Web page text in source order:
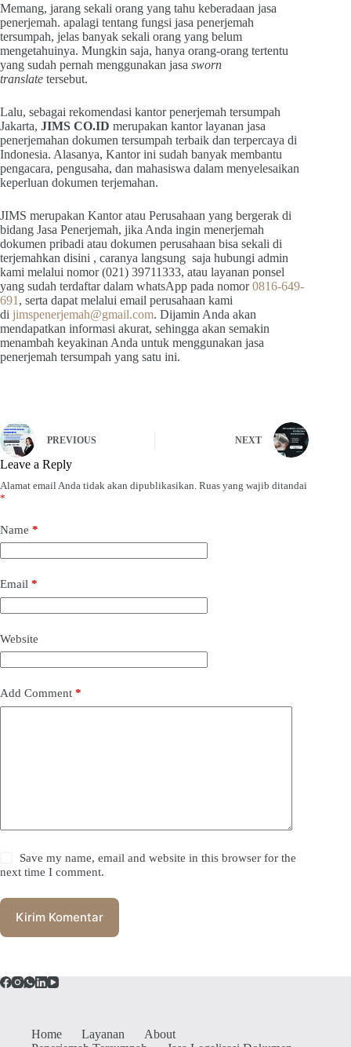
Memang, jarang sekali orang yang tahu keberadaan jasa
penerjemah. apalagi tentang fungsi jasa penerjemah
tersumpah, jelas banyak sekali orang yang belum
mengetahuinya. Mungkin saja, hanya orang-orang tertentu
yang sudah pernah menggunakan jasa sworn
translate tersebut.
Lalu, sebagai rekomendasi kantor penerjemah tersumpah
Jakarta, JIMS CO.ID merupakan kantor layanan jasa
penerjemahan dokumen tersumpah terbaik dan terpercaya di
Indonesia. Alasanya, Kantor ini sudah banyak membantu
pengacara, pengusaha, dan mahasiswa dalam menyelesaikan
keperluan dokumen terjemahan.
JIMS merupakan Kantor atau Perusahaan yang bergerak di
bidang Jasa Penerjemah, jika Anda ingin menerjemah
dokumen pribadi atau dokumen perusahaan bisa sekali di
terjemahkan disini , caranya langsung saja hubungi admin
kami melalui nomor (021) 39711333, atau layanan ponsel
yang sudah terdaftar dalam whatsApp pada nomor0816-649-
691 , serta dapat melalui email perusahaan kami
di jimspenerjemah@gmail.com. Dijamin Anda akan
mendapatkan informasi akurat, sehingga akan semakin
menambah keyakinan Anda untuk menggunakan jasa
penerjemah tersumpah yang satu ini.
PREVIOUS NEXT
Leave a Reply
Alamat email Anda tidak akan dipublikasikan. Ruas yang wajib ditandai
*
Name *
Email *
Website
Add Comment *
Save my name, email and website in this browser for the
next time I comment.
Kirim Komentar
Home Layanan
About